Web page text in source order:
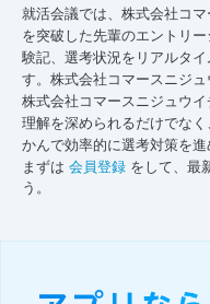
就活会議では、株式会社コ
を突破した先輩のエントリ
験記、選考状況をリアルタ
す。株式会社コマースニジ
株式会社コマースニジュウ
理解を深められるだけでな
かんで効率的に選考対策を進
まずは 会員登録 をして、最
う。